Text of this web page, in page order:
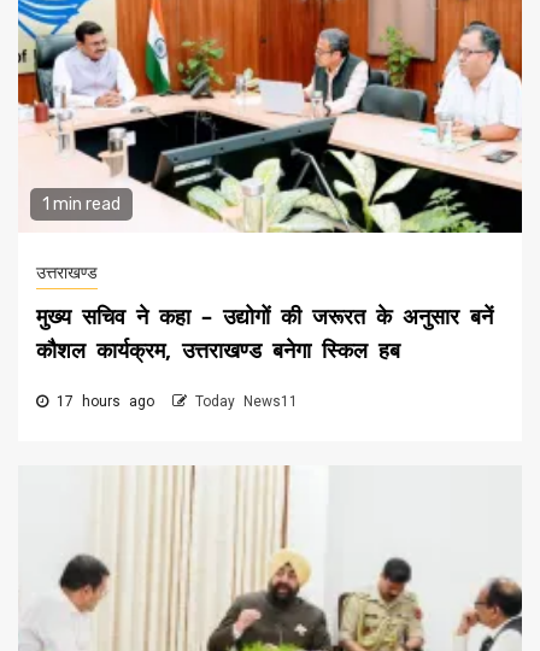
1 min read
उत्तराखण्ड
मुख्य सचिव ने कहा – उद्योगों की जरूरत के अनुसार बनें
कौशल कार्यक्रम, उत्तराखण्ड बनेगा स्किल हब
17 hours ago Today News11